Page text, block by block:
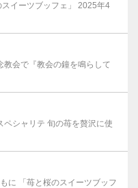
イーツブッフェ」 2025年4
教会で『教会の鐘を鳴らして
ペシャリテ 旬の苺を贅沢に使
に 「苺と桜のスイーツブッフ